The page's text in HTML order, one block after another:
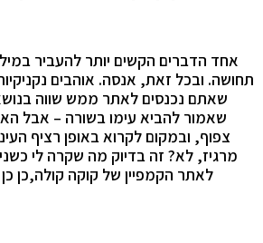
אחד הדברים הקשים יותר להעביר
תחושה. ובכל זאת, אנסה. אוהבים
שאתם נכנסים לאתר ממש שווה
שאמור להביא עימו בשורה – אבל
צפוף, ובמקום לקרוא באופן רציף
מרגיז, לא? זה בדיוק מה שקרה לי
לאתר הקמפיין של קוקה קולה,כן